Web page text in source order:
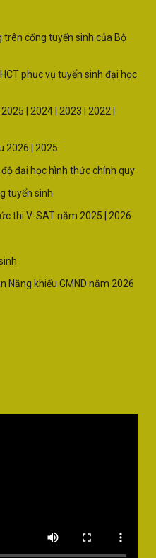
trên cổng tuyển sinh của Bộ
phục vụ tuyển sinh đại học
2025 2024 2023 2022
2026
2025
đại học hình thức chính quy
tuyển sinh
thi V-SAT năm 2025
2026
Năng khiếu GMND năm 2026